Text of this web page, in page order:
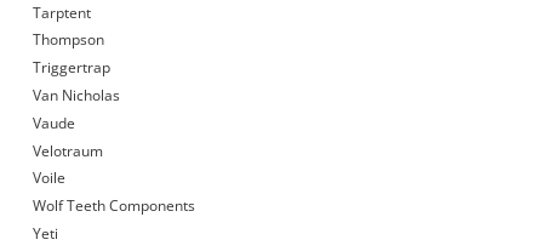
Tarptent
Thompson
Triggertrap
Van Nicholas
Vaude
Velotraum
Voile
Wolf Teeth Components
Yeti